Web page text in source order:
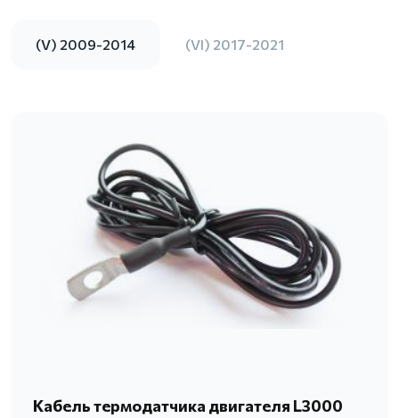
(V) 2009-2014 (VI) 2017-2021
Кабель термодатчика двигателя L3000